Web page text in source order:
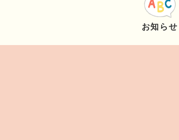
お知らせ